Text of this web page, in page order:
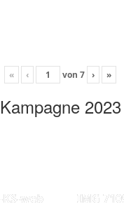
« ‹ von 7 › »
Kampagne 2023
web IMG